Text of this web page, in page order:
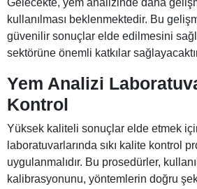
Gelecekte, yem analizinde daha
kullanılması beklenmektedir. Bu
güvenilir sonuçlar elde edilmesini
sektörüne önemli katkılar
Yem Analizi
Kontrol
Yüksek kaliteli sonuçlar elde etmek
laboratuvarlarında sıkı kalite kontrol
uygulanmalıdır. Bu prosedürler,
kalibrasyonunu, yöntemlerin doğru